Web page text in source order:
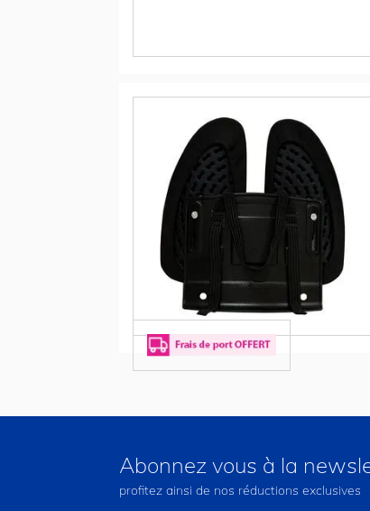
Abonnez vous à la
profitez ainsi de nos réductions exclusives